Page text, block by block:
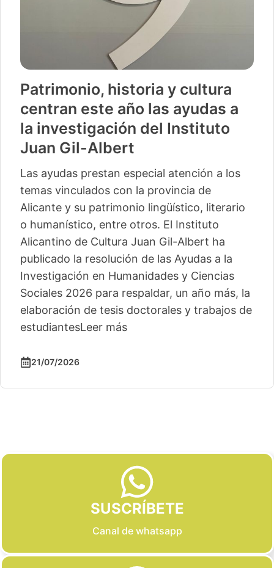
Patrimonio, historia y cultura
centran este año las ayudas a
la investigación del Instituto
Juan Gil-Albert
Las ayudas prestan especial atención a los
temas vinculados con la provincia de
Alicante y su patrimonio lingüístico, literario
o humanístico, entre otros. El Instituto
Alicantino de Cultura Juan Gil-Albert ha
publicado la resolución de las Ayudas a la
Investigación en Humanidades y Ciencias
Sociales 2026 para respaldar, un año más, la
elaboración de tesis doctorales y trabajos de
estudiantesLeer más
21/07/2026
SUSCRÍBETE
Canal de whatsapp